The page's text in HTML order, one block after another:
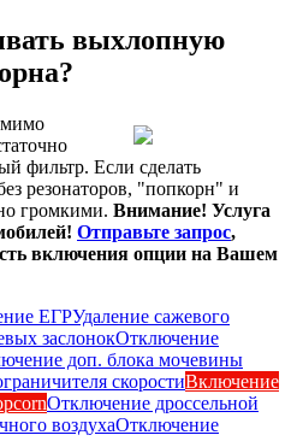
выхлопную
фильтр. Если сделать
резонаторов, "попкорн" и
громкими. Внимание! Услуга
Отправьте запрос,
включения опции на Вашем
ЕГРУдаление сажевого
заслонокОтключение
доп. блока мочевины
скоростиВключение
Отключение дроссельной
воздухаОтключение